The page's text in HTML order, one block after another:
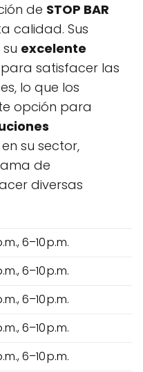
de STOP BAR
calidad. Sus
excelente
satisfacer las
lo que los
opción para
en su sector,
de
diversas
6–10 p.m.
6–10 p.m.
6–10 p.m.
6–10 p.m.
6–10 p.m.